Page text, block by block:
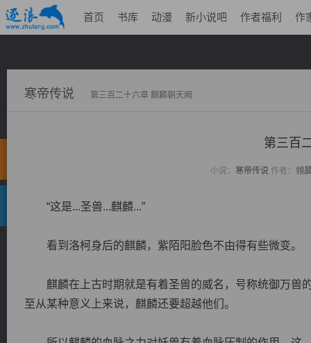
首页 书库 动漫 新小说吧 作者福利 作
寒帝传说 第三百二十六章 麒麟朝天阙
第三百
小说： 寒帝传说作者： 翎
“这是...圣兽...麒麟...”
看到洛柯身后的麒麟，紫陌阳脸色不由得有些微变。
麒麟在上古时期就是有着圣兽的威名，号称统御万兽
至从某种意义上来说，麒麟还要超越他们。